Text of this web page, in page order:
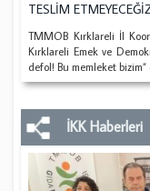
TESLİM
TMMOB Kırklareli İl
Kırklareli Emek ve
defol! Bu memleket bizim”
İKK Haberleri